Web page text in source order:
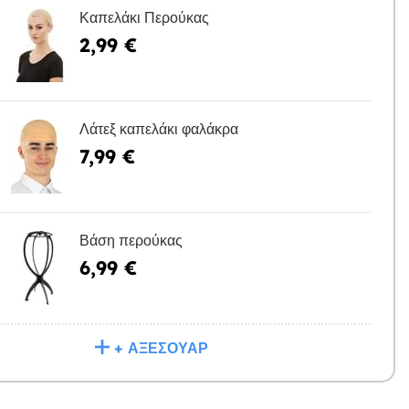
Καπελάκι Περούκας
2,99 €
Λάτεξ καπελάκι φαλάκρα
7,99 €
Βάση περούκας
6,99 €
+ ΑΞΕΣΟΥΆΡ